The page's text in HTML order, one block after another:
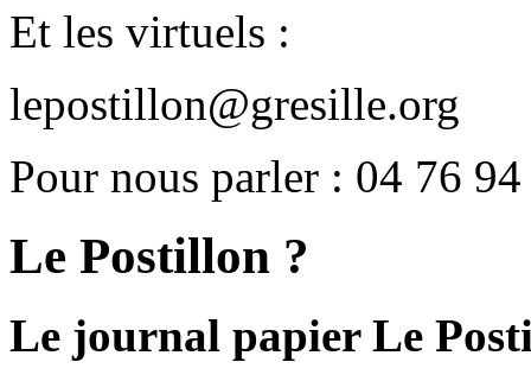
Et les virtuels :
lepostillon@gresille.org
Pour nous parler : 04 76
Le Postillon ?
Le journal papier Le